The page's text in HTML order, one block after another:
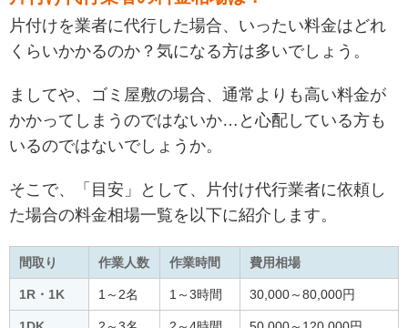
片付けを業者に代行した場合、いったい料金はどれ
くらいかかるのか？ 気になる方は多いでしょう。
ましてや、ゴミ屋敷の場合、通常よりも高い料金が
かかってしまうのではないか…と心配している方も
いるのではないでしょうか。
そこで、「目安」として、片付け代行業者に依頼し
た場合の料金相場一覧を以下に紹介します。
間取り 作業人数 作業時間 費用相場
1R・1K 1～2名 1～3時間 30,000～80,000円